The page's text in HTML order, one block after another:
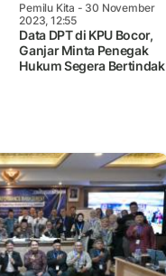
Pemilu Kita - 30 November
2023, 12:55
Data DPT di KPU Bocor,
Ganjar Minta Penegak
Hukum Segera Bertindak